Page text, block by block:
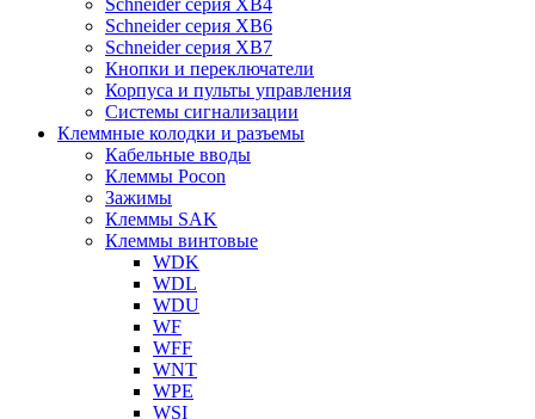
Schneider серия XB6
Schneider серия XB7
Кнопки и переключатели
Корпуса и пульты управления
Системы сигнализации
Клеммные колодки и разъемы
Кабельные вводы
Клеммы Pocon
Зажимы
Клеммы SAK
Клеммы винтовые
WDK
WDL
WDU
WF
WFF
WNT
WPE
WSI